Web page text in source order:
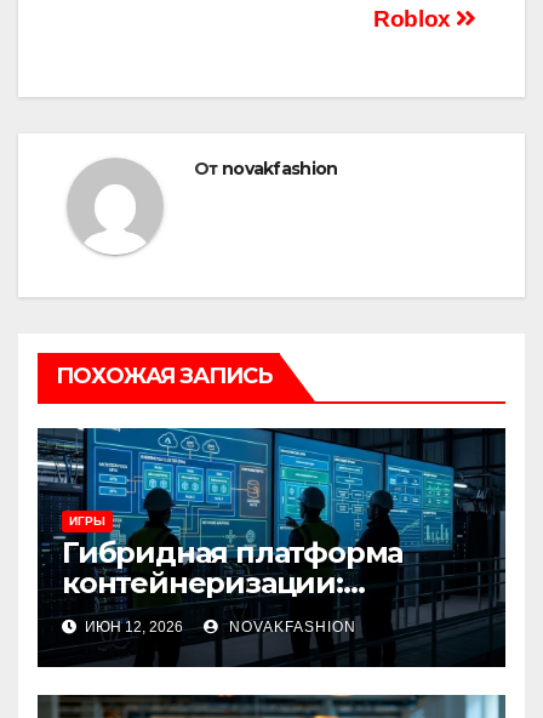
Roblox
От novakfashion
ПОХОЖАЯ ЗАПИСЬ
ИГРЫ
Гибридная платформа
контейнеризации:
архитектура, особенности
и сценарии использования
ИЮН 12, 2026 NOVAKFASHION